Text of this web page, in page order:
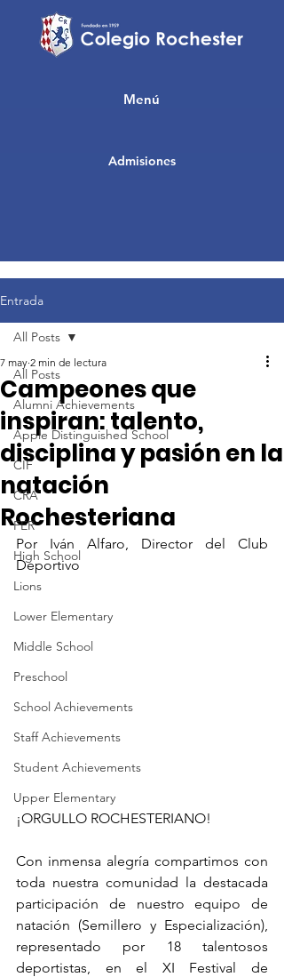
Admisiones
Menú
Entrada
All Posts
Alumni Achievements
Apple Distinguished School
CIF
CRA
FER
High School
Lions
Lower Elementary
Middle School
Preschool
School Achievements
Staff Achievements
Student Achievements
Upper Elementary
All Posts
Campeones que
inspiran: talento,
disciplina y pasión en la
natación
Rochesteriana
7 may 2 min de lectura
Por Iván Alfaro, Director del Club
Deportivo
¡ORGULLO ROCHESTERIANO!
Con inmensa alegría compartimos con
toda nuestra comunidad la destacada
participación de nuestro equipo de
natación (Semillero y Especialización),
representado por 18 talentosos
deportistas, en el XI Festival de